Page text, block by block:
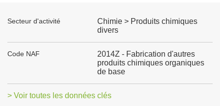
Secteur d'activité
Chimie > Produits chimiques
divers
Code NAF
2014Z - Fabrication d'autres
produits chimiques organiques
de base
> Voir toutes les données clés